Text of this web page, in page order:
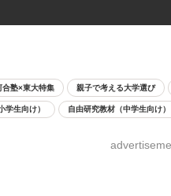
合塾×東大特集 親子で考える大学選び
学生向け） 自由研究教材（中学生向け）